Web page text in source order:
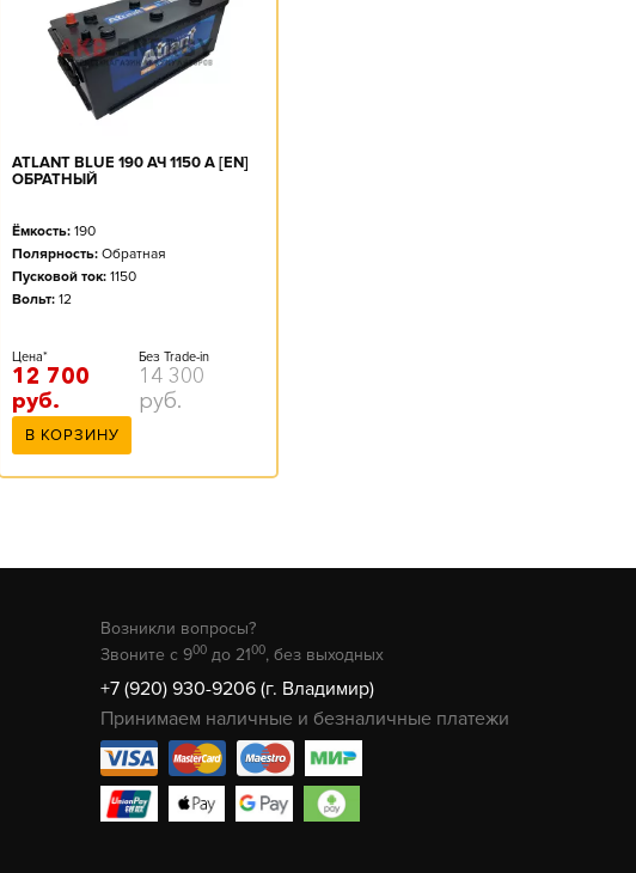
ATLANT BLUE 190 АЧ 1150 А [EN]
ОБРАТНЫЙ
Ёмкость: 190
Полярность: Обратная
Пусковой ток: 1150
Вольт: 12
Цена*
12 700
руб.
Без Trade-in
14 300
руб.
В КОРЗИНУ
Возникли вопросы?
Звоните с 900 до 2100, без выходных
+7 (920) 930-9206 (г. Владимир)
Принимаем наличные и безналичные платежи